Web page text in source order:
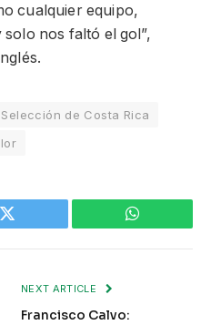
cualquier equipo,
nos faltó el gol”,
Selección de Costa Rica
Twitter WhatsApp
NEXT ARTICLE
Francisco Calvo: